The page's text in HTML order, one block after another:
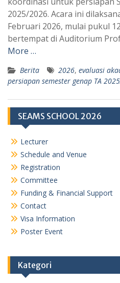
p
p
a
m
2025/2026. Acara ini
Februari 2026, mulai pukul
bertempat di Auditorium
More …
Berita 2026, evaluasi
persiapan semester genap TA
SEAMS SCHOOL 2026
Lecturer
Schedule and Venue
Registration
Committee
Funding & Financial Support
Contact
Visa Information
Poster Event
Kategori